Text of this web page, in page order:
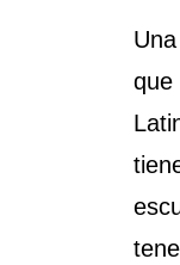
que